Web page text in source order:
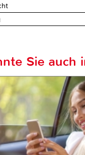
Sie auch